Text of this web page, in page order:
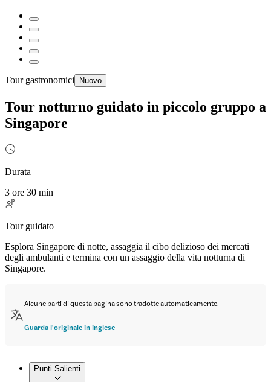
Tour gastronomici Nuovo
Tour notturno guidato in piccolo gruppo a
Singapore
Durata
3 ore 30 min
Tour guidato
Esplora Singapore di notte, assaggia il cibo delizioso dei mercati
degli ambulanti e termina con un assaggio della vita notturna di
Singapore.
Alcune parti di questa pagina sono tradotte automaticamente.
Guarda l'originale in inglese
Punti Salienti